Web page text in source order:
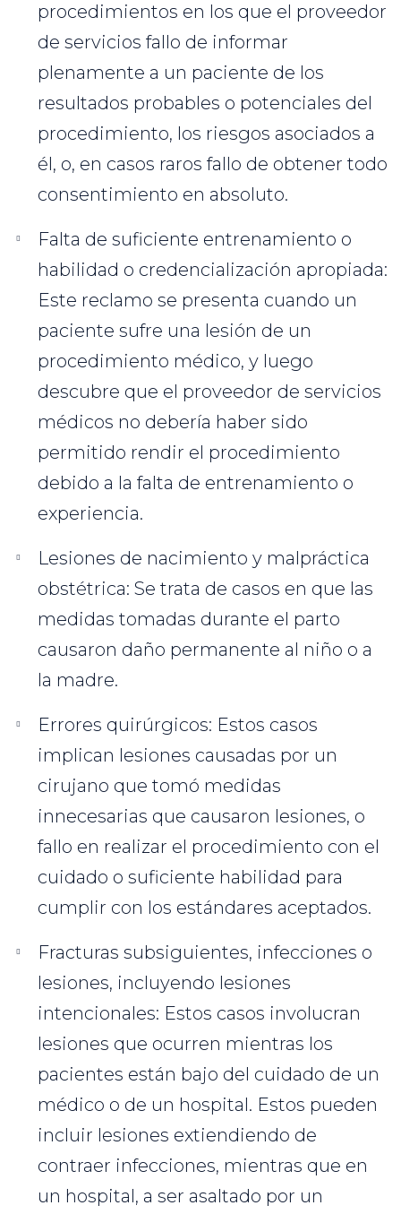
procedimientos en los que el proveedor
de servicios fallo de informar
plenamente a un paciente de los
resultados probables o potenciales del
procedimiento, los riesgos asociados a
él, o, en casos raros fallo de obtener todo
consentimiento en absoluto.
Falta de suficiente entrenamiento o
habilidad o credencialización apropiada:
Este reclamo se presenta cuando un
paciente sufre una lesión de un
procedimiento médico, y luego
descubre que el proveedor de servicios
médicos no debería haber sido
permitido rendir el procedimiento
debido a la falta de entrenamiento o
experiencia.
Lesiones de nacimiento y malpráctica
obstétrica: Se trata de casos en que las
medidas tomadas durante el parto
causaron daño permanente al niño o a
la madre.
Errores quirúrgicos: Estos casos
implican lesiones causadas por un
cirujano que tomó medidas
innecesarias que causaron lesiones, o
fallo en realizar el procedimiento con el
cuidado o suficiente habilidad para
cumplir con los estándares aceptados.
Fracturas subsiguientes, infecciones o
lesiones, incluyendo lesiones
intencionales: Estos casos involucran
lesiones que ocurren mientras los
pacientes están bajo del cuidado de un
médico o de un hospital. Estos pueden
incluir lesiones extiendiendo de
contraer infecciones, mientras que en
un hospital, a ser asaltado por un